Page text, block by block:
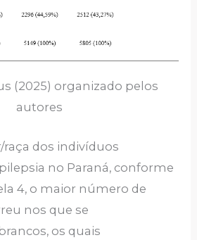
(2025) organizado pelos
autores
raça dos indivíduos
no Paraná, conforme
4, o maior número de
nos que se
os quais